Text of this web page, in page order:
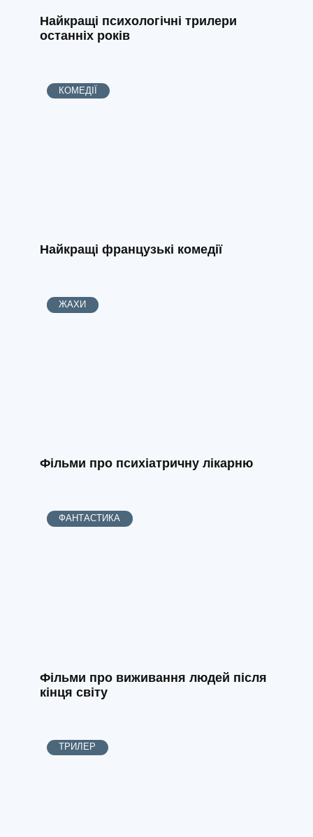
Найкращі психологічні трилери
останніх років
КОМЕДІЇ
Найкращі французькі комедії
ЖАХИ
Фільми про психіатричну лікарню
ФАНТАСТИКА
Фільми про виживання людей після
кінця світу
ТРИЛЕР